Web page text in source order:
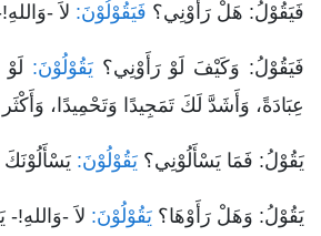
فَيَقُوْلُ: هَلْ رَأَوْنِي؟ فَيَقُوْلُوْنَ: لاَ -
فَيَقُوْلُ: وَكَيْفَ لَوْ رَأَوْنِي؟ يَقُوْلُوْنَ:
عِبَادَةً، وَأَشَدَّ لَكَ تَمَجِيدًا وَتَحْمِيدًا،
يَقُوْلُ: فَمَا يَسْأَلُوْنِي؟ يَقُوْلُوْنَ: يَسْأَلُوْنَكَ
يَقُوْلُ: وَهَلْ رَأَوْهَا؟ يَقُوْلُوْنَ: لاَ -